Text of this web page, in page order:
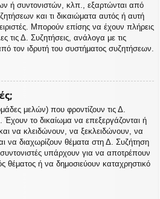
ή συντονιστών, κλπ., εξαρτώνται από
και τι δικαιώματα αυτός ή αυτή
Μπορούν επίσης να έχουν πλήρεις
τις Δ. Συζητήσεις, ανάλογα με τις
τον ιδρυτή του συστήματος συζητήσεων.
μελών) που φροντίζουν τις Δ.
το δικαίωμα να επεξεργάζονται ή
να κλειδώνουν, να ξεκλειδώνουν, να
να διαχωρίζουν θέματα στη Δ. Συζήτηση
υπάρχουν για να αποτρέπουν
θέματος ή να δημοσιεύουν καταχρηστικό